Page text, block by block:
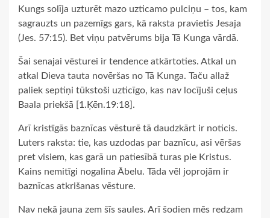
Kungs solīja uzturēt mazo uzticamo pulciņu – tos, kam
sagrauzts un pazemīgs gars, kā raksta pravietis Jesaja
(Jes. 57:15). Bet viņu patvērums bija Tā Kunga vārdā.
Šai senajai vēsturei ir tendence atkārtoties. Atkal un
atkal Dieva tauta novēršas no Tā Kunga. Taču allaž
paliek septiņi tūkstoši uzticīgo, kas nav locījuši ceļus
Baala priekšā [1.Ķēn.19:18].
Arī kristīgās baznīcas vēsturē tā daudzkārt ir noticis.
Luters raksta: tie, kas uzdodas par baznīcu, asi vēršas
pret visiem, kas garā un patiesībā turas pie Kristus.
Kains nemitīgi nogalina Ābelu. Tāda vēl joprojām ir
baznīcas atkrišanas vēsture.
Nav nekā jauna zem šīs saules. Arī šodien mēs redzam